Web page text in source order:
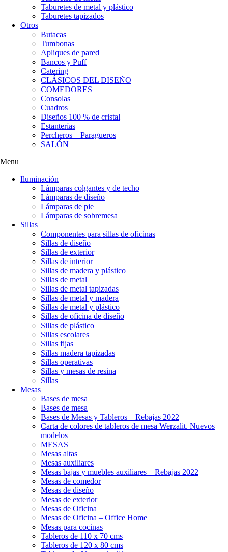
Taburetes de metal y plástico
Taburetes tapizados
Otros
Butacas
Tumbonas
Apliques de pared
Bancos y Puff
Catering
CLÁSICOS DEL DISEÑO
COMEDORES
Consolas
Cuadros
Diseños 100 % de cristal
Estanterías
Percheros – Paragueros
SALÓN
Menu
Iluminación
Lámparas colgantes y de techo
Lámparas de diseño
Lámparas de pie
Lámparas de sobremesa
Sillas
Componentes para sillas de oficinas
Sillas de diseño
Sillas de exterior
Sillas de interior
Sillas de madera y plástico
Sillas de metal
Sillas de metal tapizadas
Sillas de metal y madera
Sillas de metal y plástico
Sillas de oficina de diseño
Sillas de plástico
Sillas escolares
Sillas fijas
Sillas madera tapizadas
Sillas operativas
Sillas y mesas de resina
Sillas
Mesas
Bases de mesa
Bases de mesa
Bases de Mesas y Tableros – Rebajas 2022
Carta de colores de tableros de mesa Werzalit. Nuevos
modelos
MESAS
Mesas altas
Mesas auxiliares
Mesas bajas y muebles auxiliares – Rebajas 2022
Mesas de comedor
Mesas de diseño
Mesas de exterior
Mesas de Oficina
Mesas de Oficina – Office Home
Mesas para cocinas
Tableros de 110 x 70 cms
Tableros de 120 x 80 cms